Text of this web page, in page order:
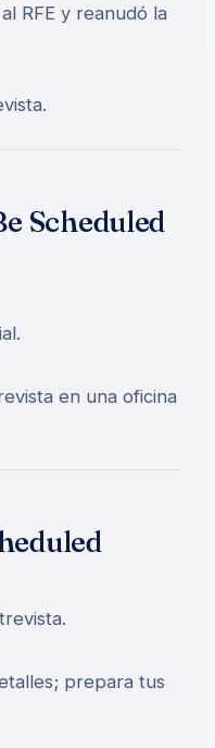
RFE y reanudó la
Scheduled
en una oficina
prepara tus